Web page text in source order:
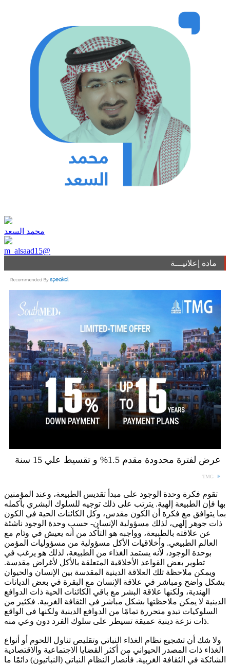
محمد السعد
m_alsaad15@
مادة إعلانيـــة
عرض لفترة محدودة مقدم 1.5% و تقسيط علي 15 سنة
TMG
تقوم فكرة وحدة الوجود على مبدأ تقديس الطبيعة، وعند المؤمنين
بها فإن الطبيعة إلهية. يترتب على ذلك توجيه للسلوك البشري بأكمله
بما يتوافق مع فكرة أن الكون مقدس، وكل الكائنات الحية في الكون
ذات جوهر إلهي، لذلك مسؤولية الإنسان- حسب وحدة الوجود ناشئة
عن علاقته بالطبيعة، وواجبه هو التأكد من أنه يعيش في وئام مع
العالم الطبيعي. وأخلاقيات الأكل مسؤولية من مسؤوليات المؤمن
بوحدة الوجود، لأنه يستمد الغذاء من الطبيعة، لذلك هو يرغب في
تطوير بعض القواعد الأخلاقية المتعلقة بالأكل لأغراض مقدسة.
ويمكن ملاحظة تلك العلاقة الدينية المقدسة بين الإنسان والحيوان
بشكل واضح ومباشر في علاقة الإنسان مع البقرة في بعض الديانات
الهندية، ولكنها علاقة البشر مع باقي الكائنات الحية ذات الدوافع
الدينية لا يمكن ملاحظتها بشكل مباشر في الثقافة الغربية. فكثير من
السلوكيات تبدو متحررة تمامًا من الدوافع الدينية ولكنها في الواقع
ذات نزعة دينية عميقة تسيطر على سلوك الفرد دون وعي منه.
ولا شك أن تشجيع نظام الغذاء النباتي وتقليص تناول اللحوم أو أنواع
الغذاء ذات المصدر الحيواني من أكثر القضايا الاجتماعية والاقتصادية
الشائكة في الثقافة الغربية. فأنصار النظام النباتي (النباتيون) دائمًا ما